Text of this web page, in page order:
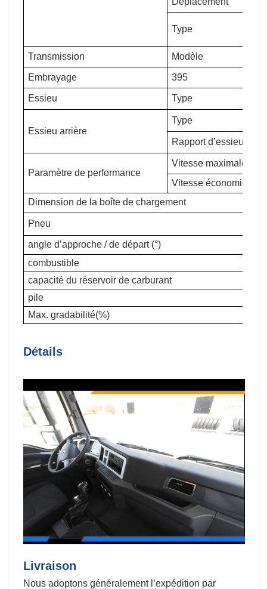
Type
Transmission Modèle
Embrayage 395
Essieu Type
Essieu arrière
Type
Rapport d’essieu
Paramètre de performance
Vitesse maximale
Vitesse économique
Dimension de la boîte de chargement
Pneu
angle d’approche / de départ (°)
combustible
capacité du réservoir de carburant
pile
Max. gradabilité(%)
Détails
Livraison
Nous adoptons généralement l’expédition par